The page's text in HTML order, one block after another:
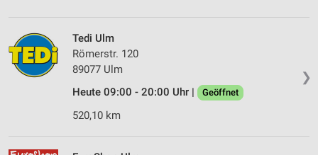
❯
Tedi Ulm
Römerstr. 120
89077 Ulm
Heute 09:00 - 20:00 Uhr |
Geöffnet
520,10 km